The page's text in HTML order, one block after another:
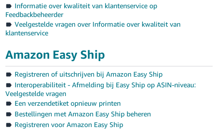
Informatie over kwaliteit van klantenservice op
Feedbackbeheerder
Veelgestelde vragen over Informatie over kwaliteit van
klantenservice
Amazon Easy Ship
Registreren of uitschrijven bij Amazon Easy Ship
Interoperabiliteit - Afmelding bij Easy Ship op ASIN-niveau:
Veelgestelde vragen
Een verzendetiket opnieuw printen
Bestellingen met Amazon Easy Ship beheren
Registreren voor Amazon Easy Ship